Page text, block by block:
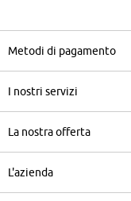
Metodi di pagamento
I nostri servizi
La nostra offerta
L'azienda